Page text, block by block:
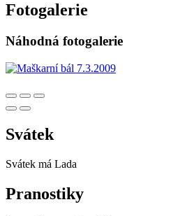
Fotogalerie
Náhodná fotogalerie
Svátek
Svátek má Lada
Pranostiky